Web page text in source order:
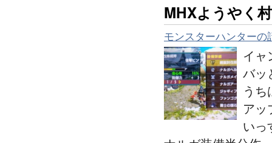
MHXようやく
モンスターハンターの
イャ
バッ
う
アッ
いっ